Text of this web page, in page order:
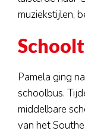
muziekstijlen,
Pamela ging
schoolbus.
middelbare
van het